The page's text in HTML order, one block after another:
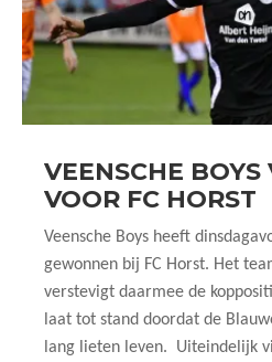
VEENSCHE BOYS
VOOR FC HORST
Veensche Boys heeft
gewonnen bij FC Horst. Het
verstevigt daarmee de
laat tot stand doordat de
lang lieten leven. Uiteindelijk